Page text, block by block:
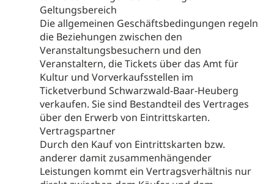
Geltungsbereich
Die allgemeinen Geschäftsbedingungen regeln
die Beziehungen zwischen den
Veranstaltungsbesuchern und den
Veranstaltern, die Tickets über das Amt für
Kultur und Vorverkaufsstellen im
Ticketverbund Schwarzwald-Baar-Heuberg
verkaufen. Sie sind Bestandteil des Vertrages
über den Erwerb von Eintrittskarten.
Vertragspartner
Durch den Kauf von Eintrittskarten bzw.
anderer damit zusammenhängender
Leistungen kommt ein Vertragsverhältnis nur